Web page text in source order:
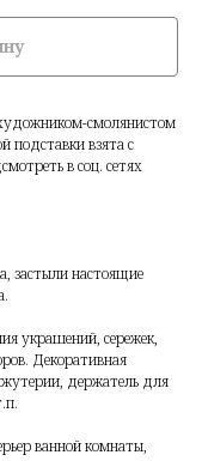
смолянистом
подставки взята с
в соц. сетях
застыли настоящие
украшений, сережек,
Декоративная
держатель для
ванной комнаты,